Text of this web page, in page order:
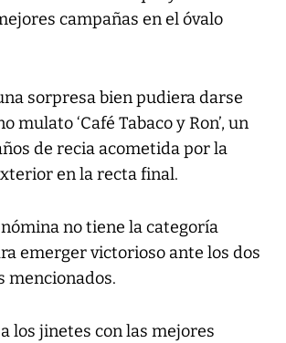
campañas en el óvalo
sorpresa bien pudiera darse
mulato ‘Café Tabaco y Ron’, un
de recia acometida por la
en la recta final.
no tiene la categoría
emerger victorioso ante los dos
mencionados.
los jinetes con las mejores